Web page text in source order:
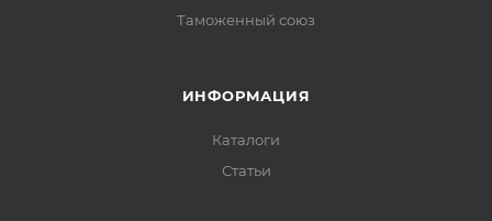
Таможенный союз
ИНФОРМАЦИЯ
Каталоги
Статьи